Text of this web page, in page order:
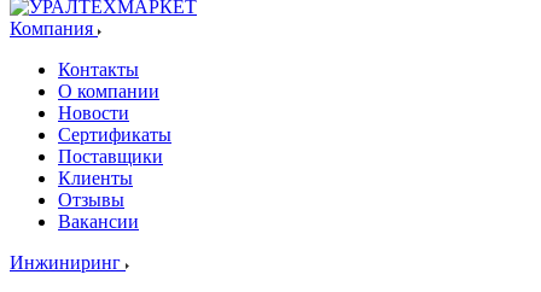
Компания
Контакты
О компании
Новости
Сертификаты
Поставщики
Клиенты
Отзывы
Вакансии
Инжиниринг